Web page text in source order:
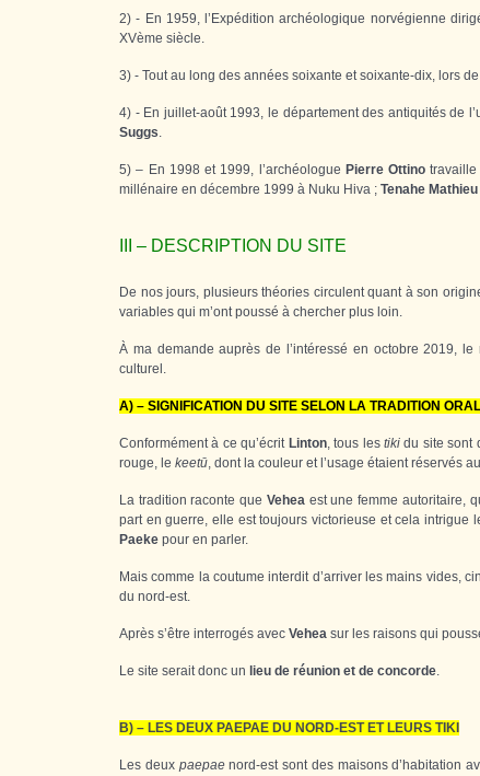
2) - En 1959, l’Expédition archéologique norvégienne
XVème siècle.
3) - Tout au long des années soixante et soixante-dix, lors
4) - En juillet-août 1993, le département des antiquités de
Suggs.
5) – En 1998 et 1999, l’archéologue Pierre Ottino
millénaire en décembre 1999 à Nuku Hiva ; Tenahe
III – DESCRIPTION DU SITE
De nos jours, plusieurs théories circulent quant à son
variables qui m’ont poussé à chercher plus loin.
À ma demande auprès de l’intéressé en octobre 2019,
culturel.
A) – SIGNIFICATION DU SITE SELON LA TRADITION
Conformément à ce qu’écrit Linton, tous lestiki du site sont
rouge, le keetū, dont la couleur et l’usage étaient réservés
La tradition raconte que Veheaest une femme autoritaire,
part en guerre, elle est toujours victorieuse et cela intrigue
Paeke pour en parler.
Mais comme la coutume interdit d’arriver les mains vides,
du nord-est.
Après s’être interrogés avec Vehea sur les raisons qui
Le site serait donc un lieu de réunion et de concorde.
B) – LES DEUX PAEPAE DU NORD-EST ET LEURS TIKI
Les deux paepaenord-est sont des maisons d’habitation